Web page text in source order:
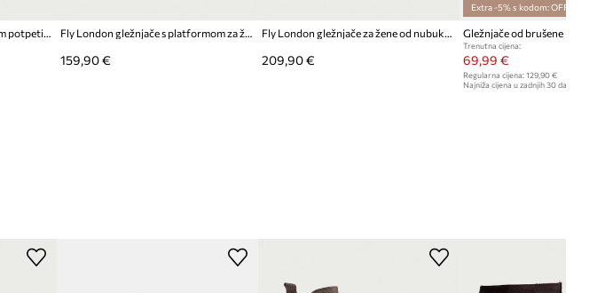
Fly London gležnjače s platformom za žene od brušene kože MORF533FLY
159,90 € 209,90 €
Extra -5% s kodom: OFF*
Trenutna cijena:
69,99 €
Regularna cijena: 129,90 €
Najniža cijena u zadnjih 30 dana prije